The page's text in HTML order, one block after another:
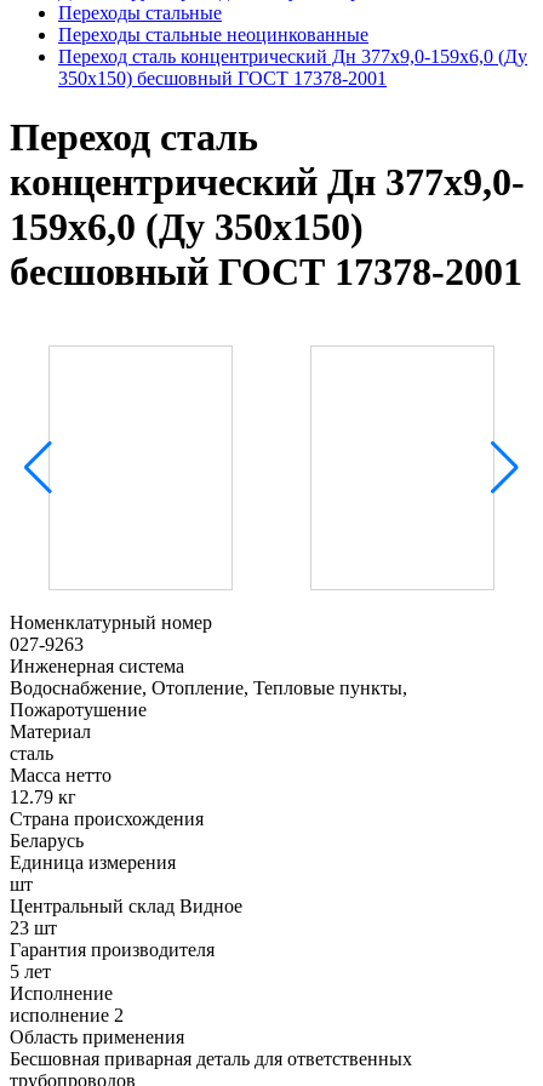
Переходы стальные
Переходы стальные неоцинкованные
Переход сталь концентрический Дн 377х9,0-159х6,0 (Ду
350х150) бесшовный ГОСТ 17378-2001
Переход сталь
концентрический Дн 377х9,0-
159х6,0 (Ду 350х150)
бесшовный ГОСТ 17378-2001
Номенклатурный номер
027-9263
Инженерная система
Водоснабжение, Отопление, Тепловые пункты,
Пожаротушение
Материал
сталь
Масса нетто
12.79 кг
Страна происхождения
Беларусь
Единица измерения
шт
Центральный склад Видное
23 шт
Гарантия производителя
5 лет
Исполнение
исполнение 2
Область применения
Бесшовная приварная деталь для ответственных
трубопроводов